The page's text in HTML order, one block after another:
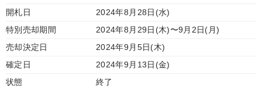
開札日
2024年8月28日(水)
特別売却期間
2024年8月29日(木)〜9月2日(月)
売却決定日
2024年9月5日(木)
確定日
2024年9月13日(金)
状態
終了